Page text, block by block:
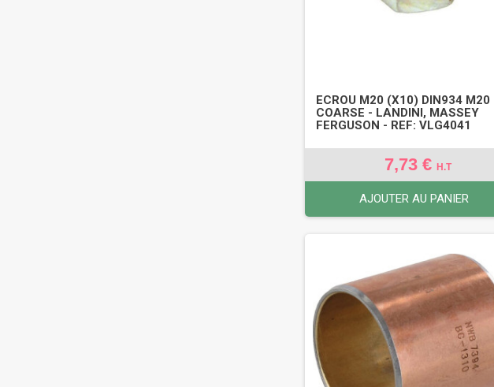
ECROU M20 (X10) DIN934 M20
COARSE - LANDINI, MASSEY
FERGUSON - REF: VLG4041
7,73 € H.T
AJOUTER AU PANIER